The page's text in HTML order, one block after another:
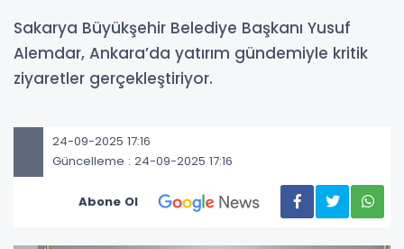
Sakarya Büyükşehir Belediye Başkanı Yusuf
Alemdar, Ankara’da yatırım gündemiyle kritik
ziyaretler gerçekleştiriyor.
24-09-2025 17:16
Güncelleme : 24-09-2025 17:16
Abone Ol